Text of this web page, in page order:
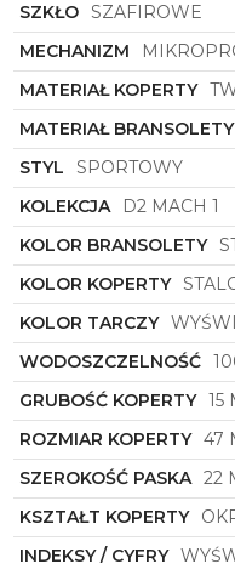
doskonale
użytkownika.
Wyświetlacz cyfrowy
gwarantuje
funkcji smartwatcha.
kolorze czarnym
noszenia oraz idealne
aktywności.
Dzięki funkcjom
aktywności, GPS,
pulsometr, ten
niezastąpionym
podróży czy
wodoszczelność
możliwość
intensywnych sesji
Podsumowując,
symbol010-02582-51
którzy nie tylko dbają
wszechstronne
życia. Jego
nowoczesnymi
stanie się jeszcze
SZKŁO SZAFIROWE
MECHANIZM
MATERIAŁ KOPERTY
MATERIAŁ BRANSOLETY
STYL
SPORTOWY
KOLEKCJA
D2 MACH 1
KOLOR BRANSOLETY
KOLOR KOPERTY
KOLOR TARCZY
WODOSZCZELNOŚĆ
GRUBOŚĆ KOPERTY 15
ROZMIAR KOPERTY 47
SZEROKOŚĆ PASKA 22
KSZTAŁT KOPERTY
INDEKSY / CYFRY